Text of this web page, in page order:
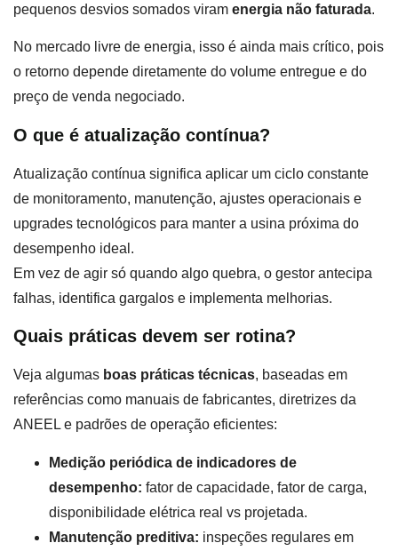
pequenos desvios somados viram energia não faturada.
No mercado livre de energia, isso é ainda mais crítico, pois
o retorno depende diretamente do volume entregue e do
preço de venda negociado.
O que é atualização contínua?
Atualização contínua significa aplicar um ciclo constante
de monitoramento, manutenção, ajustes operacionais e
upgrades tecnológicos para manter a usina próxima do
desempenho ideal.
Em vez de agir só quando algo quebra, o gestor antecipa
falhas, identifica gargalos e implementa melhorias.
Quais práticas devem ser rotina?
Veja algumas boas práticas técnicas, baseadas em
referências como manuais de fabricantes, diretrizes da
ANEEL e padrões de operação eficientes:
Medição periódica de indicadores de
desempenho: fator de capacidade, fator de carga,
disponibilidade elétrica real vs projetada.
Manutenção preditiva: inspeções regulares em